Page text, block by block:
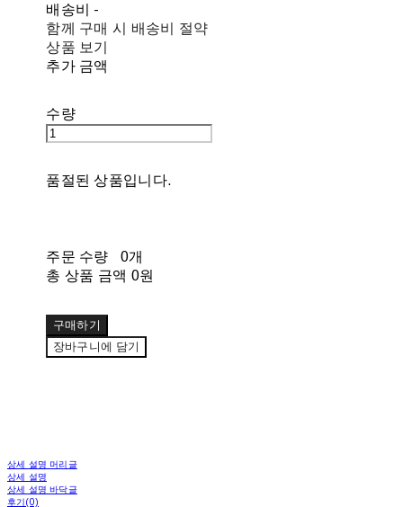
배송비 -
함께 구매 시 배송비 절약
상품 보기
추가 금액
수량
품절된 상품입니다.
주문 수량
0개
총 상품 금액 0원
구매하기
장바구니에 담기
상세 설명 머리글
상세 설명
상세 설명 바닥글
후기(0)